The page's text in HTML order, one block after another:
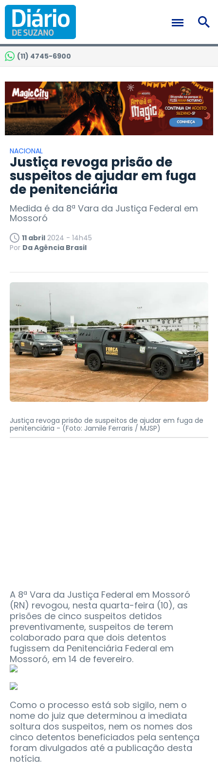
(11) 4745-6900
NACIONAL
Justiça revoga prisão de
suspeitos de ajudar em fuga
de penitenciária
Medida é da 8ª Vara da Justiça Federal em
Mossoró
11 abril 2024 - 14h45
Por Da Agência Brasil
Justiça revoga prisão de suspeitos de ajudar em fuga de
penitenciária -(Foto: Jamile Ferraris / MJSP)
A 8ª Vara da Justiça Federal em Mossoró
(RN) revogou, nesta quarta-feira (10), as
prisões de cinco suspeitos detidos
preventivamente, suspeitos de terem
colaborado para que dois detentos
fugissem da Penitenciária Federal em
Mossoró, em 14 de fevereiro.
Como o processo está sob sigilo, nem o
nome do juiz que determinou a imediata
soltura dos suspeitos, nem os nomes dos
cinco detentos beneficiados pela sentença
foram divulgados até a publicação desta
notícia.